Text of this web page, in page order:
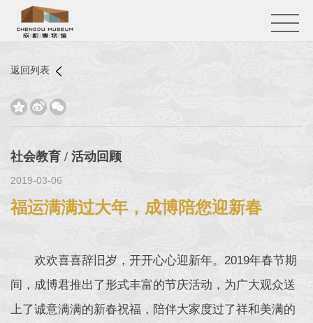
返回列表
  
社会教育 / 活动回顾
2019-03-06
福运满满过大年，成博陪您迎新春
欢欢喜喜辞旧岁，开开心心迎新年。2019年春节期
间，成博君推出了形式丰富的节庆活动，为广大观众送
上了诚意满满的新春祝福，陪伴大家度过了祥和美满的